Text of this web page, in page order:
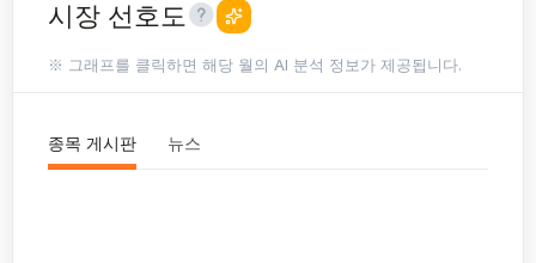
시장 선호도
※ 그래프를 클릭하면 해당 월의 AI 분석 정보가 제공됩니다.
종목 게시판 뉴스